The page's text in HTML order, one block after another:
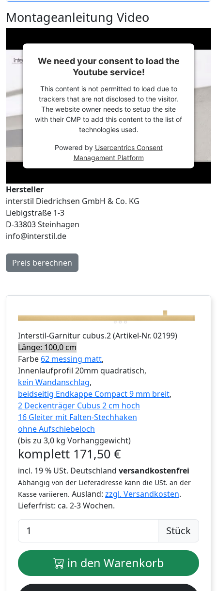
Montageanleitung Video
We need your consent to load the
Youtube service!
This content is not permitted to load due to
trackers that are not disclosed to the visitor.
The website owner needs to setup the site
with their CMP to add this content to the list of
technologies used.
Powered by Usercentrics Consent
Management Platform
Hersteller
interstil Diedrichsen GmbH & Co. KG
Liebigstraße 1-3
D-33803 Steinhagen
info@interstil.de
Preis berechnen
Interstil-Garnitur cubus.2(Artikel-Nr. 02199)
Länge: 100,0 cm
Farbe 62 messing matt,
Innenlaufprofil 20mm quadratisch,
kein Wandanschlag,
beidseitig Endkappe Compact 9 mm breit,
2 Deckenträger Cubus 2 cm hoch
16 Gleiter mit Falten-Stechhaken
ohne Aufschiebeloch
(bis zu 3,0 kg Vorhanggewicht)
komplett 171,50 €
incl. 19 % USt. Deutschland versandkostenfrei
Abhängig von der Lieferadresse kann die USt. an der
Kasse variieren. Ausland: zzgl. Versandkosten.
Lieferfrist: ca. 2-3 Wochen.
Stück
in den Warenkorb